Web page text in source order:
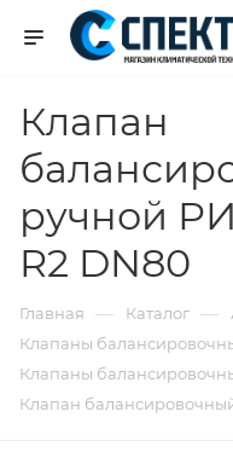
Клапан
ручной
R2 DN80
Главная — Каталог —
Клапаны
Клапаны
Клапан